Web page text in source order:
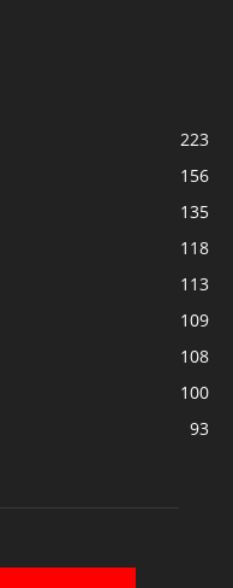
223
156
135
118
113
109
108
100
93